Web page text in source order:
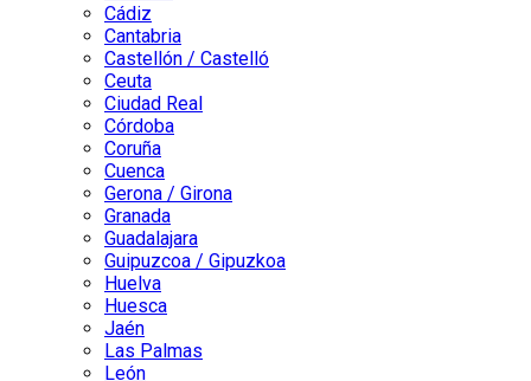
Cádiz
Cantabria
Castellón / Castelló
Ceuta
Ciudad Real
Córdoba
Coruña
Cuenca
Gerona / Girona
Granada
Guadalajara
Guipuzcoa / Gipuzkoa
Huelva
Huesca
Jaén
Las Palmas
León